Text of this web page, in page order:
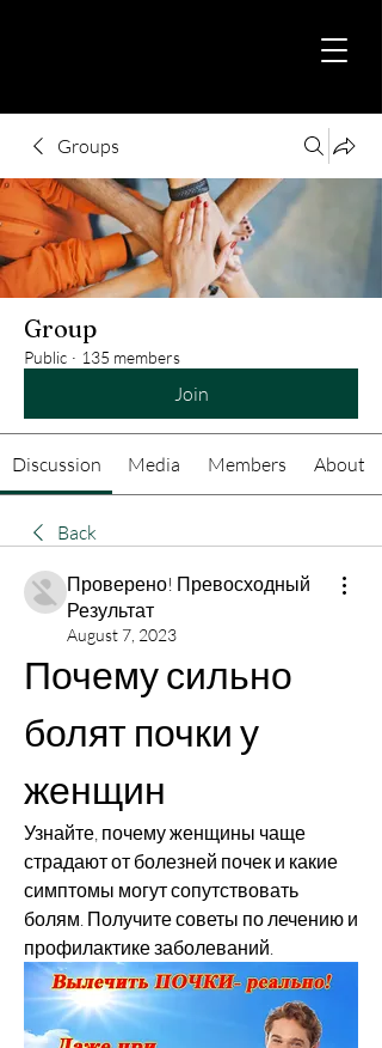
Groups
Group
Public · 135 members
Join
Discussion Media Members About
Back
Проверено! Превосходный
Результат
August 7, 2023
Почему сильно
болят почки у
женщин
Узнайте, почему женщины чаще
страдают от болезней почек и какие
симптомы могут сопутствовать
болям. Получите советы по лечению и
профилактике заболеваний.